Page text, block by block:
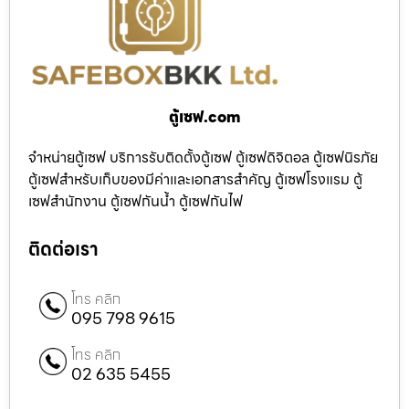
ตู้เซฟ.com
จำหน่ายตู้เซฟ บริการรับติดตั้งตู้เซฟ ตู้เซฟดิจิตอล ตู้เซฟนิรภัย
ตู้เซฟสำหรับเก็บของมีค่าและเอกสารสำคัญ ตู้เซฟโรงแรม ตู้
เซฟสำนักงาน ตู้เซฟกันน้ำ ตู้เซฟกันไฟ
ติดต่อเรา
โทร คลิก
095 798 9615
โทร คลิก
02 635 5455